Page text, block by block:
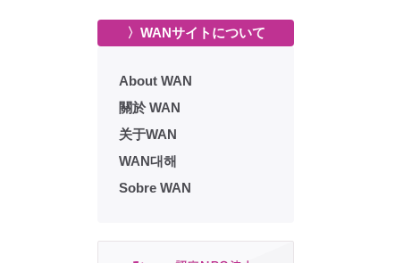
〉WANサイトについて
About WAN
關於 WAN
关于WAN
WAN대해
Sobre WAN